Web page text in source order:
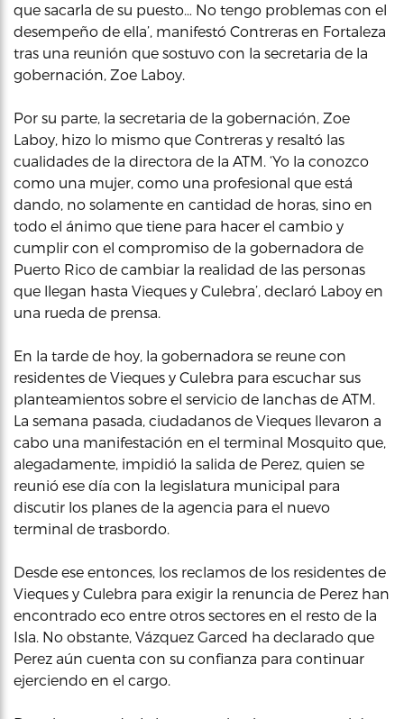
que sacarla de su puesto… No tengo problemas con el
desempeño de ella’, manifestó Contreras en Fortaleza
tras una reunión que sostuvo con la secretaria de la
gobernación, Zoe Laboy.
Por su parte, la secretaria de la gobernación, Zoe
Laboy, hizo lo mismo que Contreras y resaltó las
cualidades de la directora de la ATM. ‘Yo la conozco
como una mujer, como una profesional que está
dando, no solamente en cantidad de horas, sino en
todo el ánimo que tiene para hacer el cambio y
cumplir con el compromiso de la gobernadora de
Puerto Rico de cambiar la realidad de las personas
que llegan hasta Vieques y Culebra’, declaró Laboy en
una rueda de prensa.
En la tarde de hoy, la gobernadora se reune con
residentes de Vieques y Culebra para escuchar sus
planteamientos sobre el servicio de lanchas de ATM.
La semana pasada, ciudadanos de Vieques llevaron a
cabo una manifestación en el terminal Mosquito que,
alegadamente, impidió la salida de Perez, quien se
reunió ese día con la legislatura municipal para
discutir los planes de la agencia para el nuevo
terminal de trasbordo.
Desde ese entonces, los reclamos de los residentes de
Vieques y Culebra para exigir la renuncia de Perez han
encontrado eco entre otros sectores en el resto de la
Isla. No obstante, Vázquez Garced ha declarado que
Perez aún cuenta con su confianza para continuar
ejerciendo en el cargo.